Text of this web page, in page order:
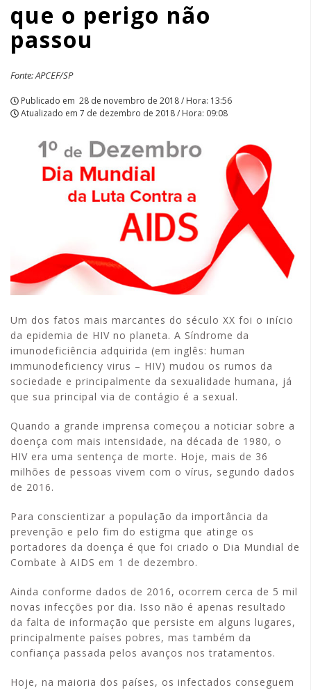
passou
|
APCEF/SP
que o perigo não
passou
Fonte: APCEF/SP
Publicado em 28 de novembro de 2018 / Hora: 13:56
Atualizado em 7 de dezembro de 2018 / Hora: 09:08
Um dos fatos mais marcantes do século XX foi o início
da epidemia de HIV no planeta. A Síndrome da
imunodeficiência adquirida (em inglês: human
immunodeficiency virus – HIV) mudou os rumos da
sociedade e principalmente da sexualidade humana, já
que sua principal via de contágio é a sexual.
Quando a grande imprensa começou a noticiar sobre a
doença com mais intensidade, na década de 1980, o
HIV era uma sentença de morte. Hoje, mais de 36
milhões de pessoas vivem com o vírus, segundo dados
de 2016.
Para conscientizar a população da importância da
prevenção e pelo fim do estigma que atinge os
portadores da doença é que foi criado o Dia Mundial de
Combate à AIDS em 1 de dezembro.
Ainda conforme dados de 2016, ocorrem cerca de 5 mil
novas infecções por dia. Isso não é apenas resultado
da falta de informação que persiste em alguns lugares,
principalmente países pobres, mas também da
confiança passada pelos avanços nos tratamentos.
Hoje, na maioria dos países, os infectados conseguem